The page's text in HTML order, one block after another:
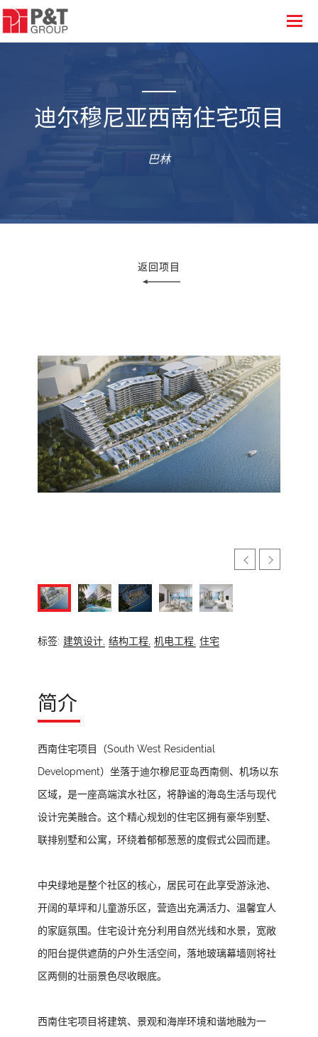
迪尔穆尼亚西南住宅项目
巴林
返回项目
标签: 建筑设计, 结构工程, 机电工程, 住宅
简介
西南住宅项目（South West Residential
Development）坐落于迪尔穆尼亚岛西南侧、机场以东
区域，是一座高端滨水社区，将静谧的海岛生活与现代
设计完美融合。这个精心规划的住宅区拥有豪华别墅、
联排别墅和公寓，环绕着郁郁葱葱的度假式公园而建。
中央绿地是整个社区的核心，居民可在此享受游泳池、
开阔的草坪和儿童游乐区，营造出充满活力、温馨宜人
的家庭氛围。住宅设计充分利用自然光线和水景，宽敞
的阳台提供遮荫的户外生活空间，落地玻璃幕墙则将社
区两侧的壮丽景色尽收眼底。
西南住宅项目将建筑、景观和海岸环境和谐地融为一